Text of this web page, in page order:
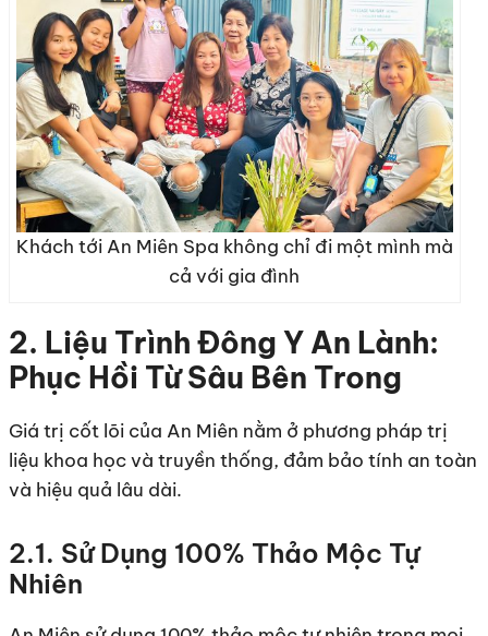
Khách tới An Miên Spa không chỉ đi một mình mà
cả với gia đình
2. Liệu Trình Đông Y An Lành:
Phục Hồi Từ Sâu Bên Trong
Giá trị cốt lõi của An Miên nằm ở phương pháp trị
liệu khoa học và truyền thống, đảm bảo tính an toàn
và hiệu quả lâu dài.
2.1. Sử Dụng 100% Thảo Mộc Tự
Nhiên